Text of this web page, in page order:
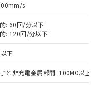
s
: 60回/分以下
: 120回/分以下
下
と非充電金属部間: 100MΩ以上
き、同意のうえ
（10物質）の
可能な商品で
10物質）の非含
る予定のある
令（10物質）の
対応品を出す予